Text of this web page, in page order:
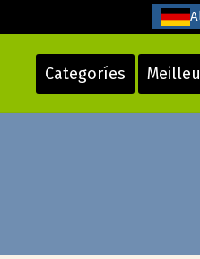
Categoríes